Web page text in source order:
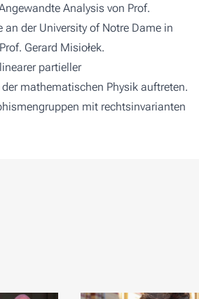
Analysis von Prof.
der University of Notre Dame in
Gerard Misiołek.
partieller
mathematischen Physik auftreten.
mit rechtsinvarianten